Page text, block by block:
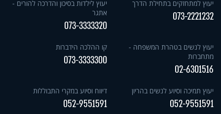
יעוץ למתחזקים בתחילת הדרך
073-2221232
יעוץ לילדות בסיכון והדרכה להורים -
אתגר
073-3333320
יעוץ לנשים בטהרת המשפחה -
מתחברות
02-6301516
קו ההלכה הידברות
073-3333300
יעוץ תמיכה וסיוע לנשים בהריון
052-9551591
דיווח וסיוע במקרי התבוללות
052-9551591